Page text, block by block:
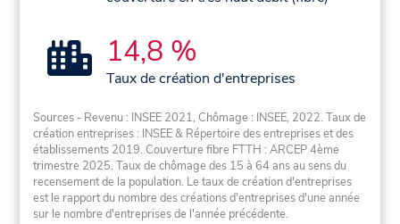
14,8 %
Taux de création d'entreprises
Sources - Revenu : INSEE 2021, Chômage : INSEE, 2022. Taux de
création entreprises : INSEE & Répertoire des entreprises et des
établissements 2019. Couverture fibre FTTH : ARCEP 4ème
trimestre 2025. Taux de chômage des 15 à 64 ans au sens du
recensement de la population. Le taux de création d'entreprises
est le rapport du nombre des créations d'entreprises d'une année
sur le nombre d'entreprises de l'année précédente.